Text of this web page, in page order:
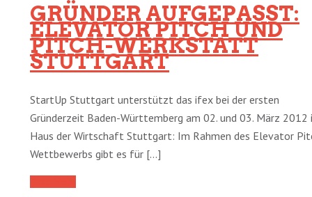
GRÜNDER AUFGEPASST:
ELEVATOR PITCH UND
PITCH-WERKSTATT
STUTTGART
StartUp Stuttgart unterstützt das ifex bei der ersten
Gründerzeit Baden-Württemberg am 02. und 03. März 2012
Haus der Wirtschaft Stuttgart: Im Rahmen des Elevator
Wettbewerbs gibt es für [...]